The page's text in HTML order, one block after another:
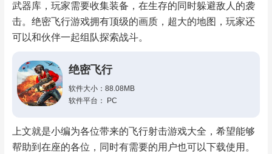
武器库，玩家需要收集装备，在生存的同时躲避敌人的袭
击。绝密飞行游戏拥有顶级的画质，超大的地图，玩家还
可以和伙伴一起组队探索战斗。
绝密飞行
软件大小：88.08MB
软件平台： PC
上文就是小编为各位带来的飞行射击游戏大全，希望能够
帮助到在座的各位，同时有需要的用户也可以下载使用。